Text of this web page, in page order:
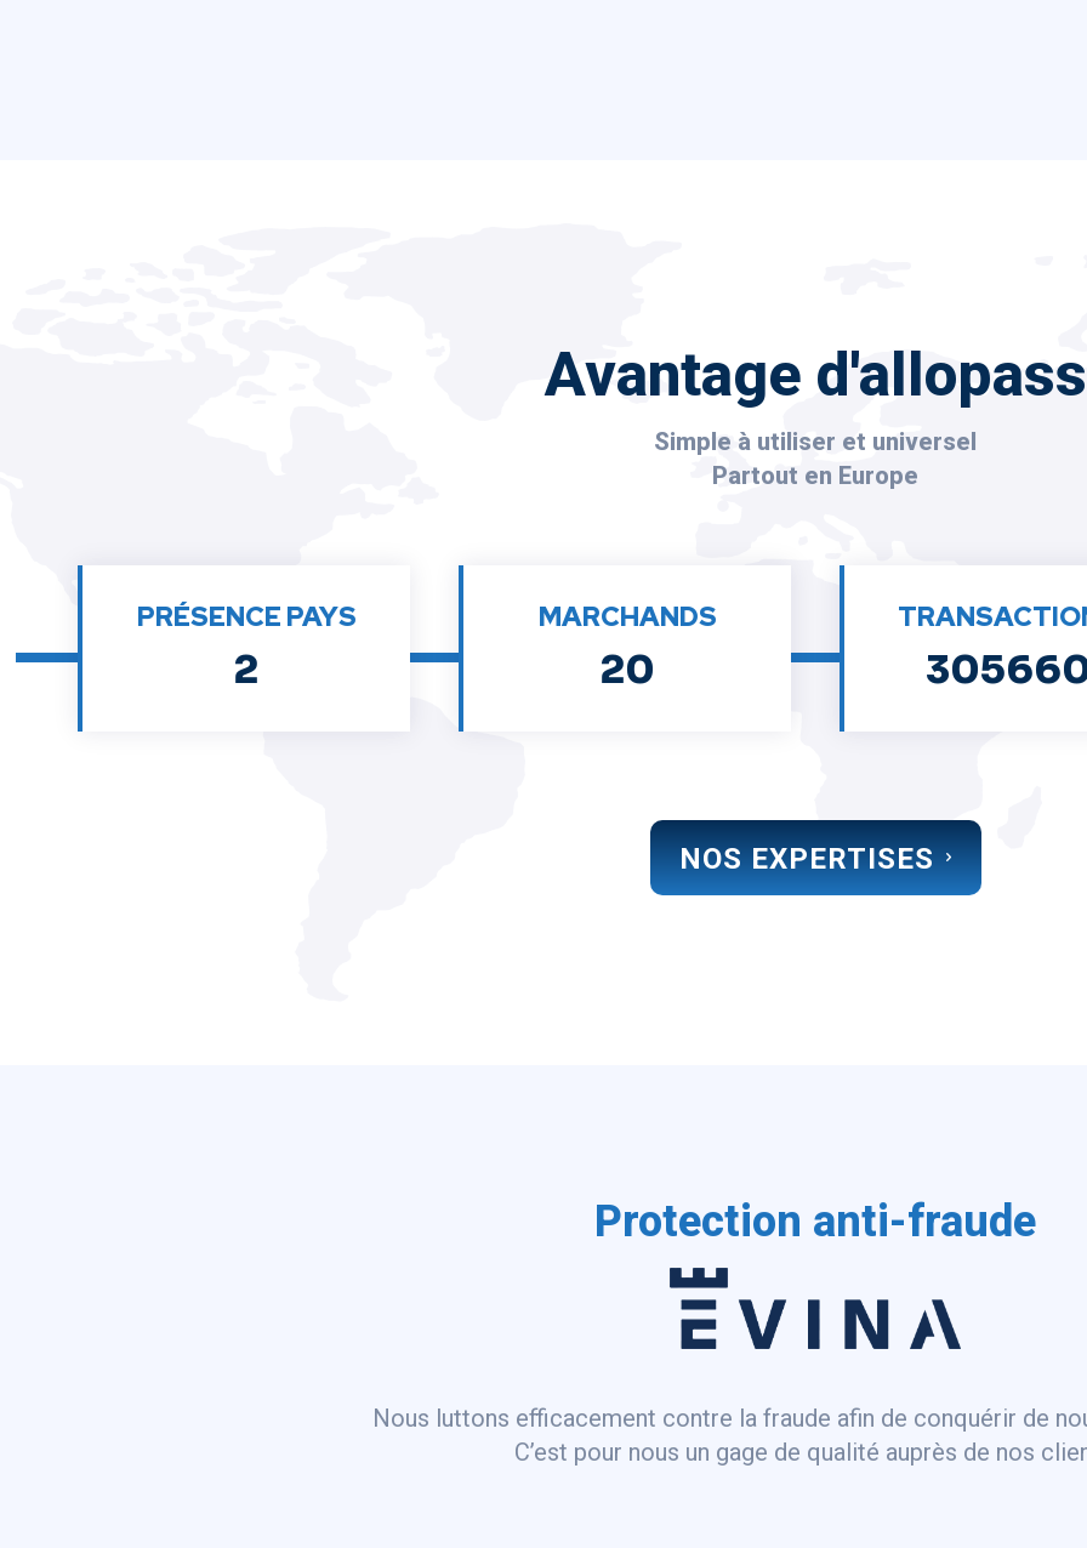
Avantage d'allopass
Simple à utiliser et universel
Partout en Europe
PRÉSENCE PAYS
2
MARCHANDS
20
NOS EXPERTISES
Protection anti-fraude
Nous luttons efficacement contre la fraude afin de conquérir de
C’est pour nous un gage de qualité auprès de nos